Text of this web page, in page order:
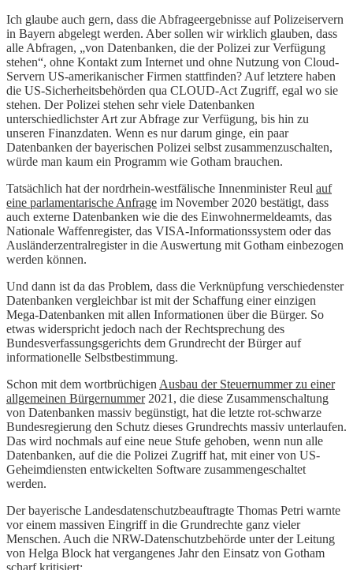
Ich glaube auch gern, dass die Abfrageergebnisse auf Polizeiservern
in Bayern abgelegt werden. Aber sollen wir wirklich glauben, dass
alle Abfragen, „von Datenbanken, die der Polizei zur Verfügung
stehen“, ohne Kontakt zum Internet und ohne Nutzung von Cloud-
Servern US-amerikanischer Firmen stattfinden? Auf letztere haben
die US-Sicherheitsbehörden qua CLOUD-Act Zugriff, egal wo sie
stehen. Der Polizei stehen sehr viele Datenbanken
unterschiedlichster Art zur Abfrage zur Verfügung, bis hin zu
unseren Finanzdaten. Wenn es nur darum ginge, ein paar
Datenbanken der bayerischen Polizei selbst zusammenzuschalten,
würde man kaum ein Programm wie Gotham brauchen.
Tatsächlich hat der nordrhein-westfälische Innenminister Reul auf
eine parlamentarische Anfrage im November 2020 bestätigt, dass
auch externe Datenbanken wie die des Einwohnermeldeamts, das
Nationale Waffenregister, das VISA-Informationssystem oder das
Ausländerzentralregister in die Auswertung mit Gotham einbezogen
werden können.
Und dann ist da das Problem, dass die Verknüpfung verschiedenster
Datenbanken vergleichbar ist mit der Schaffung einer einzigen
Mega-Datenbanken mit allen Informationen über die Bürger. So
etwas widerspricht jedoch nach der Rechtsprechung des
Bundesverfassungsgerichts dem Grundrecht der Bürger auf
informationelle Selbstbestimmung.
Schon mit dem wortbrüchigen Ausbau der Steuernummer zu einer
allgemeinen Bürgernummer2021, die diese Zusammenschaltung
von Datenbanken massiv begünstigt, hat die letzte rot-schwarze
Bundesregierung den Schutz dieses Grundrechts massiv unterlaufen.
Das wird nochmals auf eine neue Stufe gehoben, wenn nun alle
Datenbanken, auf die die Polizei Zugriff hat, mit einer von US-
Geheimdiensten entwickelten Software zusammengeschaltet
werden.
Der bayerische Landesdatenschutzbeauftragte Thomas Petri warnte
vor einem massiven Eingriff in die Grundrechte ganz vieler
Menschen. Auch die NRW-Datenschutzbehörde unter der Leitung
von Helga Block hat vergangenes Jahr den Einsatz von Gotham
scharf kritisiert: